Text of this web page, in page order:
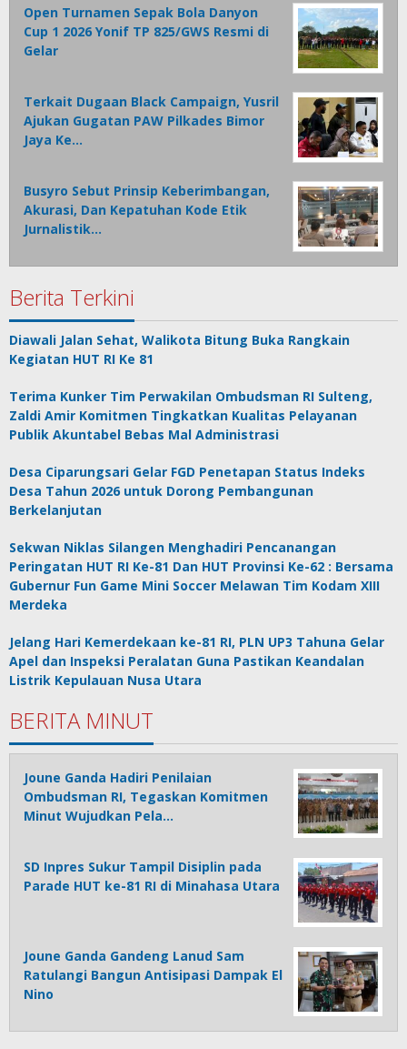
Open Turnamen Sepak Bola Danyon
Cup 1 2026 Yonif TP 825/GWS Resmi di
Gelar
Terkait Dugaan Black Campaign, Yusril
Ajukan Gugatan PAW Pilkades Bimor
Jaya Ke…
Busyro Sebut Prinsip Keberimbangan,
Akurasi, Dan Kepatuhan Kode Etik
Jurnalistik…
Berita Terkini
Diawali Jalan Sehat, Walikota Bitung Buka Rangkain
Kegiatan HUT RI Ke 81
Terima Kunker Tim Perwakilan Ombudsman RI Sulteng,
Zaldi Amir Komitmen Tingkatkan Kualitas Pelayanan
Publik Akuntabel Bebas Mal Administrasi
Desa Ciparungsari Gelar FGD Penetapan Status Indeks
Desa Tahun 2026 untuk Dorong Pembangunan
Berkelanjutan
Sekwan Niklas Silangen Menghadiri Pencanangan
Peringatan HUT RI Ke-81 Dan HUT Provinsi Ke-62 : Bersama
Gubernur Fun Game Mini Soccer Melawan Tim Kodam XIII
Merdeka
Jelang Hari Kemerdekaan ke-81 RI, PLN UP3 Tahuna Gelar
Apel dan Inspeksi Peralatan Guna Pastikan Keandalan
Listrik Kepulauan Nusa Utara
BERITA MINUT
Joune Ganda Hadiri Penilaian
Ombudsman RI, Tegaskan Komitmen
Minut Wujudkan Pela…
SD Inpres Sukur Tampil Disiplin pada
Parade HUT ke-81 RI di Minahasa Utara
Joune Ganda Gandeng Lanud Sam
Ratulangi Bangun Antisipasi Dampak El
Nino